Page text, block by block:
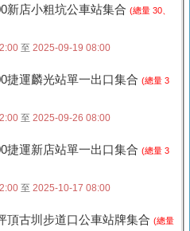
新店小粗坑公車站集合 (總量 30、
至 2025-09-19 08:00
捷運麟光站單一出口集合 (總量 3
至 2025-09-26 08:00
捷運新店站單一出口集合 (總量 3
至 2025-10-17 08:00
頂古圳步道口公車站牌集合 (總量